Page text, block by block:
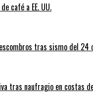
café a EE. UU.
tras sismo del 24
tras naufragio en costas